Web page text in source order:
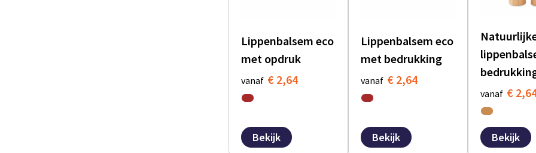
Lippenbalsem eco
met opdruk
vanaf € 2,64
Bekijk
Lippenbalsem eco
met bedrukking
vanaf € 2,64
Bekijk
vanaf €
Bekijk